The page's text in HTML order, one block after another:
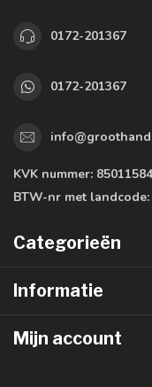
0172-201367
0172-201367
KVK nummer: 85011584
BTW-nr met landcode:
Categorieën
Informatie
Mijn account